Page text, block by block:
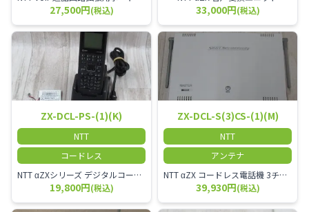
27,500円(税込) 33,000円(税込)
ZX-DCL-PS-(1)(K)
NTT
コードレス
NTT αZXシリーズ デジタルコードレス電話機（黒） 倉庫や工場など、オフィスから離れて仕事をする方に適しています。 コードレス単体では使用できないので、別途、専用の主装置及びアンテナが必要です。
19,800円(税込)
ZX-DCL-S(3)CS-(1)(M)
NTT
アンテナ
NTT αZX コードレス電話機 3チャンネル用 接続装置 マスター デジタルコードレス（ZX-DCL-PS等）の専用管理用アンテナです。
39,930円(税込)